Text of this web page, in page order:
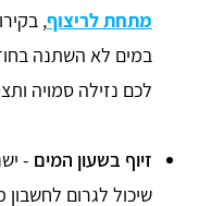
מתחת לריצוף,
במים לא השתנה
לכם נזילה סמויה
זיוף בשעון המים -
שיכול לגרום